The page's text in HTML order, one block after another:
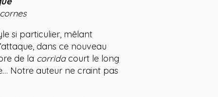
si particulier, mêlant
dans ce nouveau
de la corridacourt le long
Notre auteur ne craint pas